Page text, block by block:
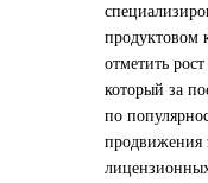
продуктовом
отметить
который за
по
продвижения